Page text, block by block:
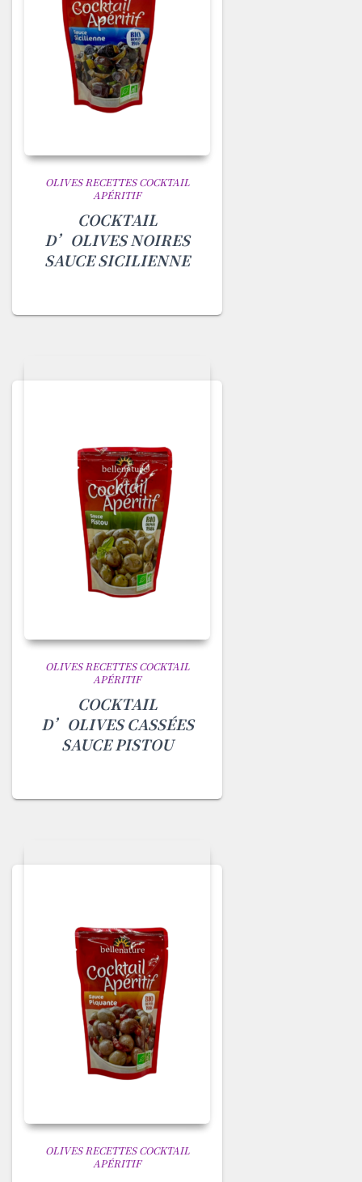
OLIVES RECETTES COCKTAIL
APÉRITIF
COCKTAIL
D’OLIVES NOIRES
SAUCE SICILIENNE
OLIVES RECETTES COCKTAIL
APÉRITIF
COCKTAIL
D’OLIVES CASSÉES
SAUCE PISTOU
OLIVES RECETTES COCKTAIL
APÉRITIF